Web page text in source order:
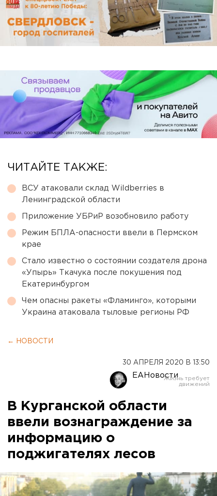
ЧИТАЙТЕ ТАКЖЕ:
ВСУ атаковали склад Wildberries в
Ленинградской области
Приложение УБРиР возобновило работу
Режим БПЛА-опасности ввели в Пермском
крае
Стало известно о состоянии создателя дрона
«Упырь» Ткачука после покушения под
Екатеринбургом
Чем опасны ракеты «Фламинго», которыми
Украина атаковала тыловые регионы РФ
← НОВОСТИ
30 АПРЕЛЯ 2020 В 13:50
ЕАНовости
В Курганской области
ввели вознаграждение за
информацию о
поджигателях лесов